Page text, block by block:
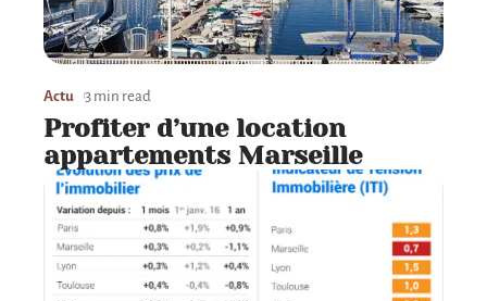
Actu 3 min read
Profiter d’une location
appartements Marseille